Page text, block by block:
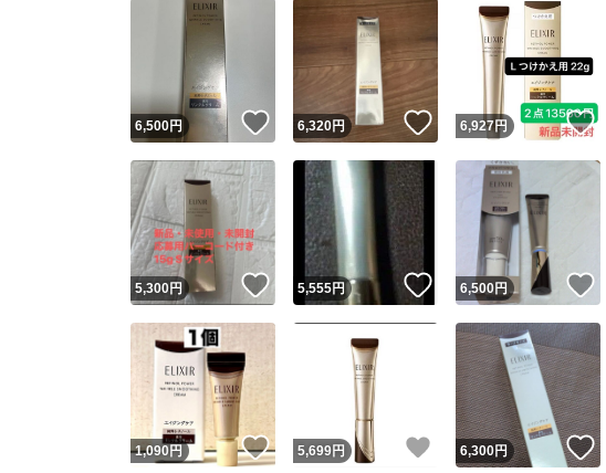
6,500円 いいね！
6,320円 いいね！
6,927円
5,300円 いいね！
5,555円 いいね！
6,500円
1,090 円 いいね！
5,699円 いいね！
6,300円